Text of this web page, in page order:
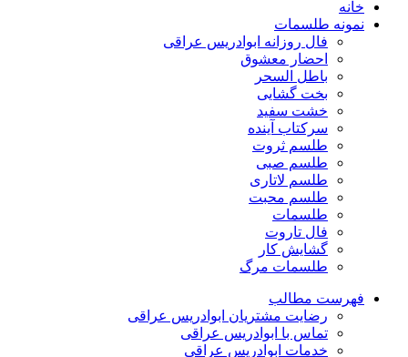
خانه
نمونه طلسمات
فال روزانه ابوادریس عراقی
احضار معشوق
باطل السحر
بخت گشایی
خشت سفید
سرکتاب آینده
طلسم ثروت
طلسم صبی
طلسم لاتاری
طلسم محبت
طلسمات
فال تاروت
گشایش کار
طلسمات مرگ
فهرست مطالب
رضایت مشتریان ابوادریس عراقی
تماس با ابوادریس عراقی
خدمات ابوادریس عراقی